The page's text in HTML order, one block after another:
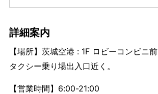
詳細案内
【場所】茨城空港 : 1F ロビーコンビニ前
タクシー乗り場出入口近く。
【営業時間】6:00-21:00